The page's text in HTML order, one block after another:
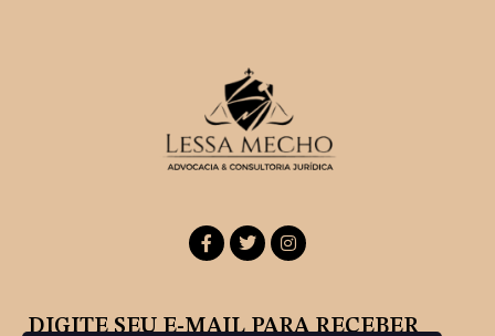
DIGITE SEU E-MAIL PARA RECEBER